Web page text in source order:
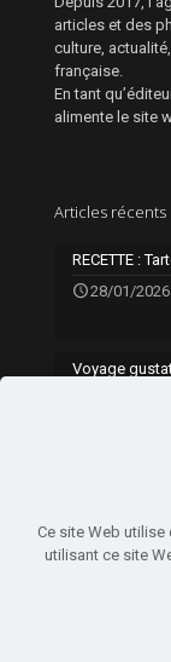
articles et des
culture,
française.
En tant
alimente le site
Articles récents
RECETTE :
28/01/2026
Voyage
Ce site Web utilise
utilisant ce site